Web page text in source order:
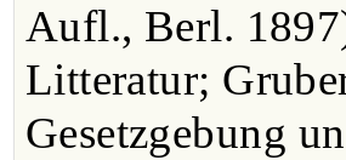
Aufl., Berl.
Litteratur;
Gesetzgebung